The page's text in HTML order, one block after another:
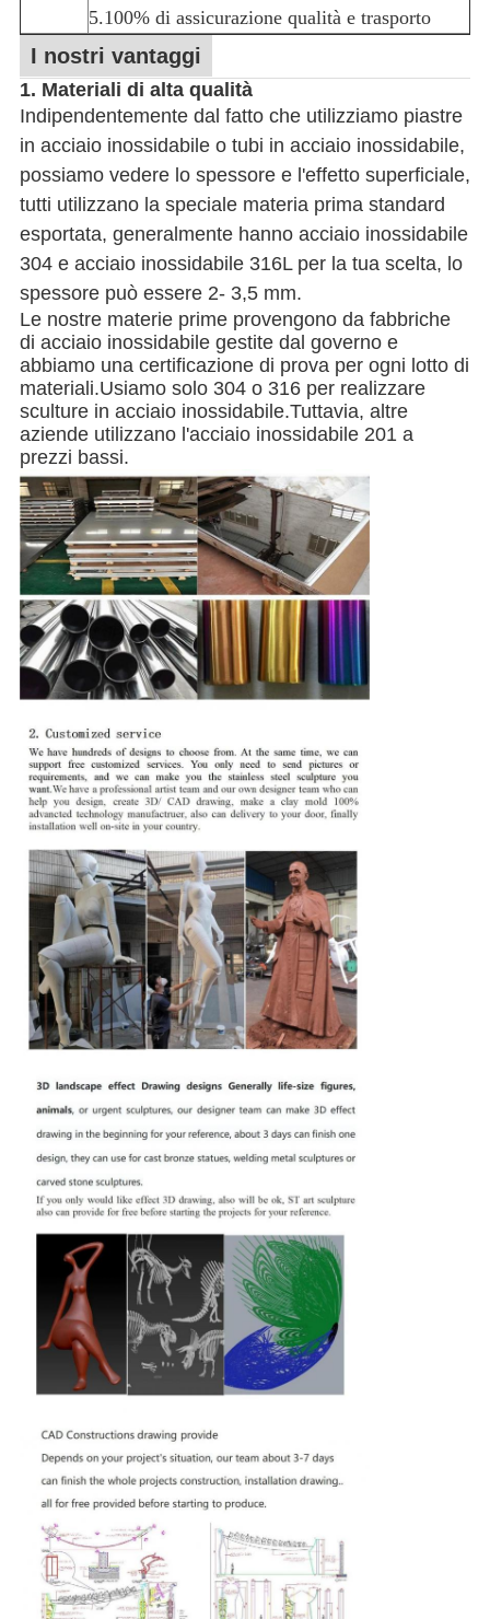
5.100% di assicurazione qualità e trasporto
I nostri vantaggi
1. Materiali di alta qualità
Indipendentemente dal fatto che utilizziamo piastre
in acciaio inossidabile o tubi in acciaio inossidabile,
possiamo vedere lo spessore e l'effetto superficiale,
tutti utilizzano la speciale materia prima standard
esportata, generalmente hanno acciaio inossidabile
304 e acciaio inossidabile 316L per la tua scelta, lo
spessore può essere 2- 3,5 mm.
Le nostre materie prime provengono da fabbriche
di acciaio inossidabile gestite dal governo e
abbiamo una certificazione di prova per ogni lotto di
materiali.Usiamo solo 304 o 316 per realizzare
sculture in acciaio inossidabile.Tuttavia, altre
aziende utilizzano l'acciaio inossidabile 201 a
prezzi bassi.